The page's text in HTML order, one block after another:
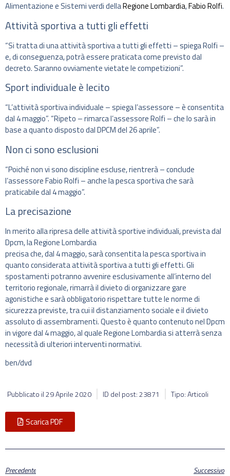
Alimentazione e Sistemi verdi dellaRegione Lombardia,Fabio Rolfi.
Attività sportiva a tutti gli effetti
“Si tratta di una attività sportiva a tutti gli effetti – spiega Rolfi –
e, di conseguenza, potrà essere praticata come previsto dal
decreto. Saranno ovviamente vietate le competizioni”.
Sport individuale è lecito
“L’attività sportiva individuale – spiega l’assessore – è consentita
dal 4 maggio”. “Ripeto – rimarca l’assessore Rolfi – che lo sarà in
base a quanto disposto dal DPCM del 26 aprile”.
Non ci sono esclusioni
“Poiché non vi sono discipline escluse, rientrerà – conclude
l’assessore Fabio Rolfi – anche la pesca sportiva che sarà
praticabile dal 4 maggio”.
La precisazione
In merito alla ripresa delle attività sportive individuali, prevista dal
Dpcm, la Regione Lombardia
precisa che, dal 4 maggio, sarà consentita la pesca sportiva in
quanto considerata attività sportiva a tutti gli effetti. Gli
spostamenti potranno avvenire esclusivamente all’interno del
territorio regionale, rimarrà il divieto di organizzare gare
agonistiche e sarà obbligatorio rispettare tutte le norme di
sicurezza previste, tra cui il distanziamento sociale e il divieto
assoluto di assembramenti. Questo è quanto contenuto nel Dpcm
in vigore dal 4 maggio, al quale Regione Lombardia si atterrà senza
necessità di ulteriori interventi normativi.
ben/dvd
Pubblicato il29 Aprile 2020 ID del post: 23871 Tipo: Articoli
Scarica PDF
Precedente Successivo